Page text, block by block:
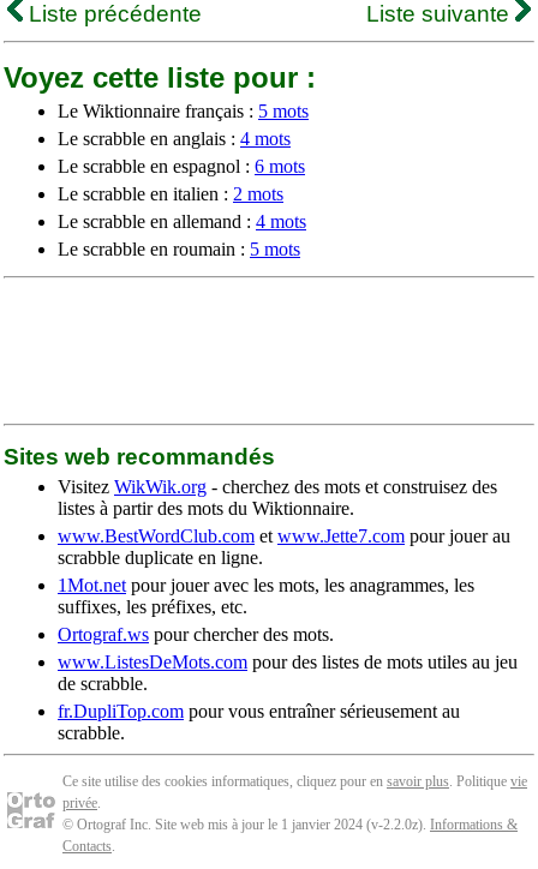
Liste précédente
Liste suivante
Voyez cette liste pour :
Le Wiktionnaire français : 5 mots
Le scrabble en anglais : 4 mots
Le scrabble en espagnol : 6 mots
Le scrabble en italien : 2 mots
Le scrabble en allemand : 4 mots
Le scrabble en roumain : 5 mots
Sites web recommandés
Visitez WikWik.org - cherchez des mots et construisez des
listes à partir des mots du Wiktionnaire.
www.BestWordClub.com et www.Jette7.com pour jouer au
scrabble duplicate en ligne.
1Mot.net pour jouer avec les mots, les anagrammes, les
suffixes, les préfixes, etc.
Ortograf.ws pour chercher des mots.
www.ListesDeMots.com pour des listes de mots utiles au jeu
de scrabble.
fr.DupliTop.com pour vous entraîner sérieusement au
scrabble.
Ce site utilise des cookies informatiques, cliquez pour en savoir plus. Politique vie
privée.
© Ortograf Inc. Site web mis à jour le 1 janvier 2024 (v-2.2.0z). Informations &
Contacts.